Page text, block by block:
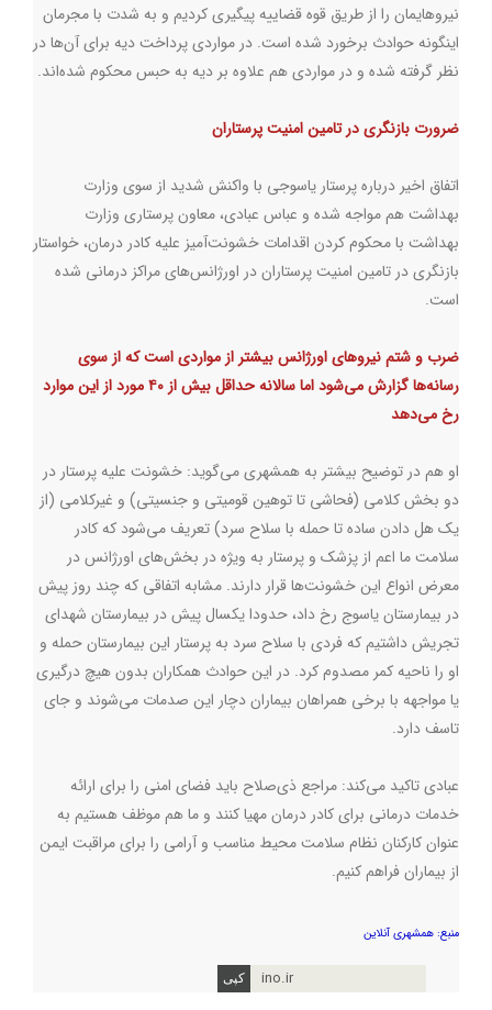
نیروهایمان را از طریق قوه قضاییه پیگیری کردیم و به شدت با مجرمان
اینگونه حوادث برخورد شده است. در مواردی پرداخت دیه برای آن‌ها در
نظر گرفته شده و در مواردی هم علاوه بر دیه به حبس محکوم شده‌اند.
ضرورت بازنگری در تامین امنیت پرستاران
اتفاق اخیر درباره پرستار یاسوجی با واکنش شدید از سوی وزارت
بهداشت هم مواجه شده و عباس عبادی، معاون پرستاری وزارت
بهداشت با محکوم کردن اقدامات خشونت‌آمیز علیه کادر درمان، خواستار
بازنگری در تامین امنیت پرستاران در اورژانس‌های مراکز درمانی شده
است.
ضرب و شتم نیروهای اورژانس بیشتر از مواردی است که از سوی
رسانه‌ها گزارش می‌شود اما سالانه حداقل بیش از ۴۰ مورد از این موارد
رخ می‌دهد
او هم در توضیح بیشتر به همشهری می‌گوید: خشونت علیه پرستار در
دو بخش کلامی (فحاشی تا توهین قومیتی و جنسیتی) و غیرکلامی (از
یک هل دادن ساده تا حمله با سلاح سرد) تعریف می‌شود که کادر
سلامت ما اعم از پزشک و پرستار به ویژه در بخش‌های اورژانس در
معرض انواع این خشونت‌ها قرار دارند. مشابه اتفاقی که چند روز پیش
در بیمارستان یاسوج رخ داد، حدودا یکسال پیش در بیمارستان شهدای
تجریش داشتیم که فردی با سلاح سرد به پرستار این بیمارستان حمله و
او را ناحیه کمر مصدوم کرد. در این حوادث همکاران بدون هیچ درگیری
یا مواجهه با برخی همراهان بیماران دچار این صدمات می‌شوند و جای
تاسف دارد.
عبادی تاکید می‌کند: مراجع ذی‌صلاح باید فضای امنی را برای ارائه
خدمات درمانی برای کادر درمان مهیا کنند و ما هم موظف هستیم به
عنوان کارکنان نظام سلامت محیط مناسب و آرامی را برای مراقبت ایمن
از بیماران فراهم کنیم.
منبع: همشهری آنلاین
ino.ir